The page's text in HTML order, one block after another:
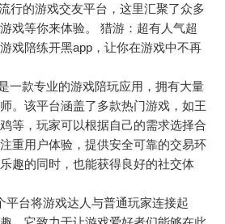
行的游戏交友平台，这里汇聚了众多
戏等你来体验。 猎游：超有人气超
戏陪练开黑app，让你在游戏中不再
一款专业的游戏陪玩应用，拥有大量
。该平台涵盖了多款热门游戏，如王
等，玩家可以根据自己的需求选择合
重用户体验，提供安全可靠的交易环
趣的同时，也能获得良好的社交体
平台将游戏达人与普通玩家连接起